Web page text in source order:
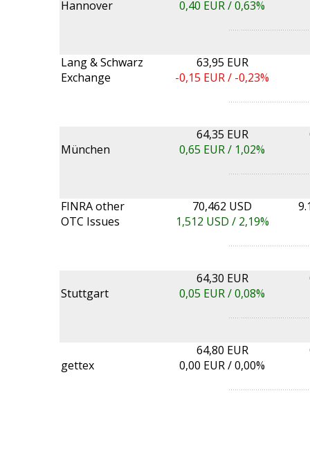
Hannover 0,40 EUR /0,63%
Lang & Schwarz
Exchange
63,95 EUR
-0,15 EUR / -0,23%
München
64,35 EUR
0,65 EUR / 1,02%
FINRA other
OTC Issues
70,462 USD
1,512 USD / 2,19%
Stuttgart
64,30 EUR
0,05 EUR /0,08%
gettex
64,80 EUR
0,00 EUR /0,00%